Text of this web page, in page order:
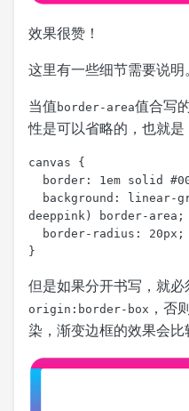
效果很赞！
这里有一些细节需要说明。
当值 border-area值合写
性是可以省略的，也就是
canvas {
deeppink) border-area;
}
但是如果分开书写，就必
origin:border-box ，否
染，渐变边框的效果会比